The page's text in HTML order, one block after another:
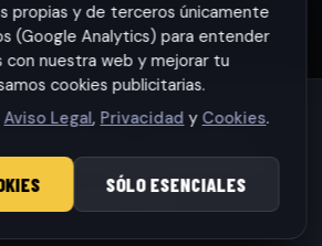
Todos los derechos reservados.
propias y de terceros únicamente
(Google Analytics) para entender
nuestra web y mejorar tu
cookies publicitarias.
Aviso Legal, Privacidad y Cookies.
SÓLO ESENCIALES